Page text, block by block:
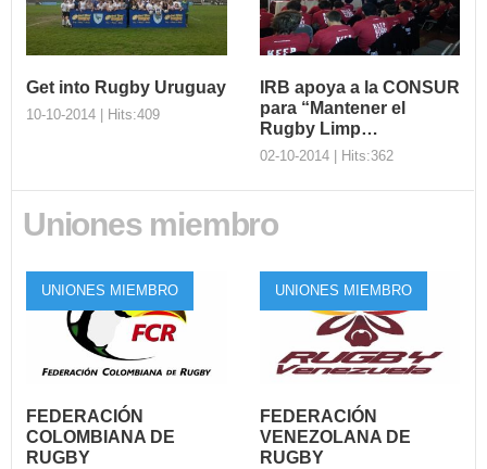
Get into Rugby Uruguay
10-10-2014 | Hits:409
Get into Rugby
Uruguay
el valioso programa ...
IRB apoya a la CONSUR
para “Mantener el
Rugby Limp…
02-10-2014 | Hits:362
CONSUR para
“Mantener el
Rugby Limp…
La cooperación es una parte
esencial en el Código Mundial
Uniones miembro
UNIONES MIEMBRO
FEDERACIÓN
COLOMBIANA DE
RUGBY
UNIONES MIEMBRO
FEDERACIÓN
VENEZOLANA DE
RUGBY